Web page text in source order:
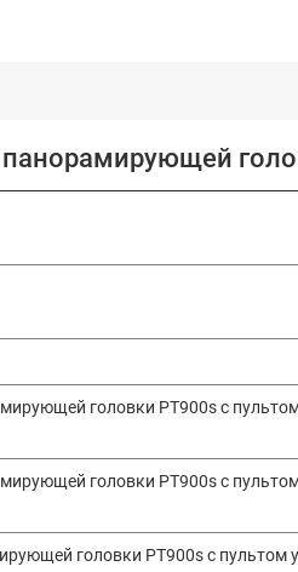
панорамирующей
головки PT900s с
головки PT900s с
головки PT900s с пультом